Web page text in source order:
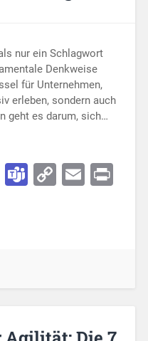
nur ein Schlagwort
Denkweise
für Unternehmen,
erleben, sondern auch
geht es darum, sich…
Teams
CopyEmail